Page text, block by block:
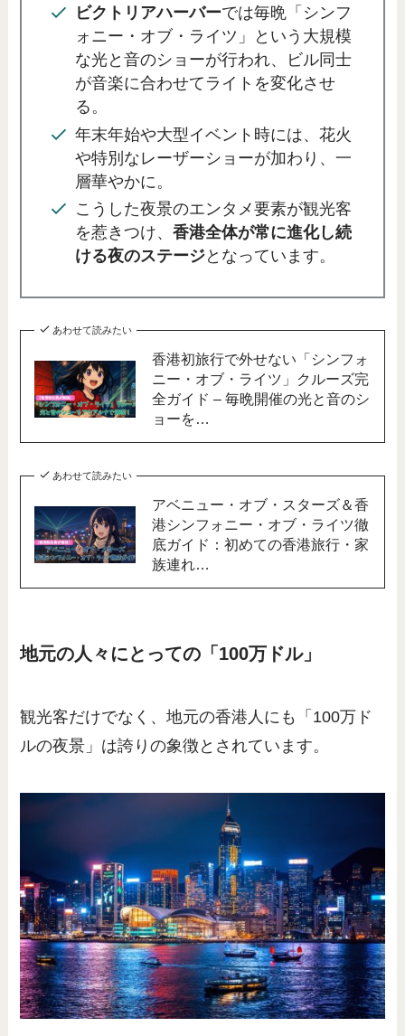
ビクトリアハーバーでは毎晩「シンフ
ォニー・オブ・ライツ」という大規模
な光と音のショーが行われ、ビル同士
が音楽に合わせてライトを変化させ
る。
年末年始や大型イベント時には、花火
や特別なレーザーショーが加わり、一
層華やかに。
こうした夜景のエンタメ要素が観光客
を惹きつけ、 香港全体が常に進化し続
ける夜のステージとなっています。
あわせて読みたい
香港初旅行で外せない「シンフォ
ニー・オブ・ライツ」クルーズ完
全ガイド – 毎晩開催の光と音のシ
ョーを…
あわせて読みたい
アベニュー・オブ・スターズ＆香
港シンフォニー・オブ・ライツ徹
底ガイド：初めての香港旅行・家
族連れ…
地元の人々にとっての「100万ドル」
観光客だけでなく、地元の香港人にも「100万ド
ルの夜景」は誇りの象徴とされています。